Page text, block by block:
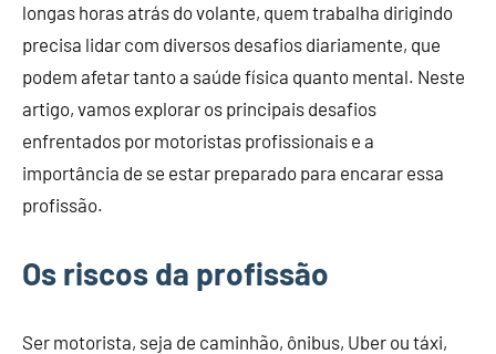
longas horas atrás do volante, quem trabalha dirigindo
precisa lidar com diversos desafios diariamente, que
podem afetar tanto a saúde física quanto mental. Neste
artigo, vamos explorar os principais desafios
enfrentados por motoristas profissionais e a
importância de se estar preparado para encarar essa
profissão.
Os riscos da profissão
Ser motorista, seja de caminhão, ônibus, Uber ou táxi,